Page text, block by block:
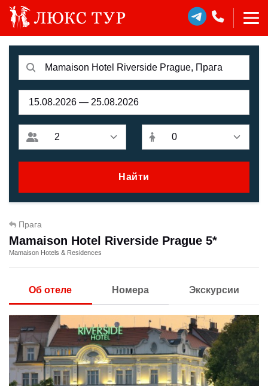
Найти
Прага
Mamaison Hotel Riverside Prague 5*
Mamaison Hotels & Residences
Об отеле Номера Экскурсии